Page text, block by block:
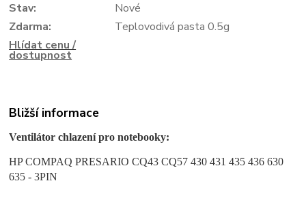
Stav:
Nové
Zdarma:
Teplovodivá pasta 0.5g
Hlídat cenu /
dostupnost
Bližší informace
Ventilátor chlazení pro notebooky:
HP COMPAQ PRESARIO CQ43 CQ57 430 431 435 436 630
635 - 3PIN